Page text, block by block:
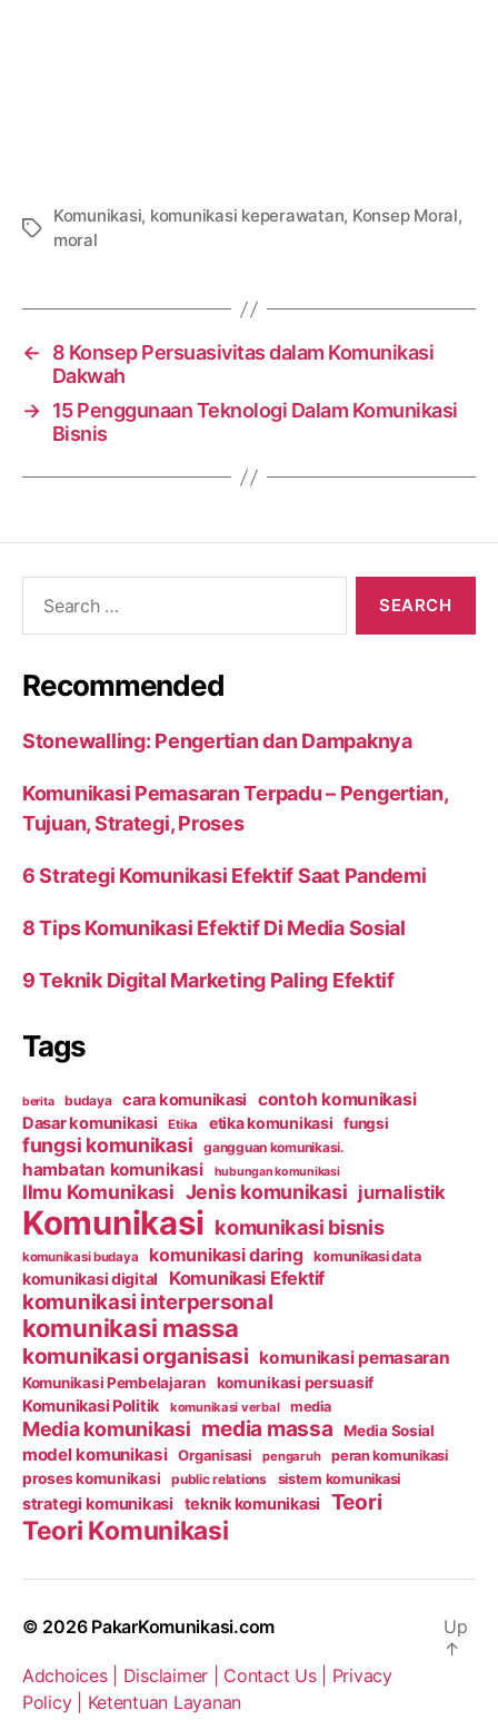
Tags
Komunikasi, komunikasi keperawatan, Konsep Moral,
moral
←
8 Konsep Persuasivitas dalam Komunikasi
Dakwah
→ 15 Penggunaan Teknologi Dalam Komunikasi
Bisnis
Recommended
Stonewalling: Pengertian dan Dampaknya
Komunikasi Pemasaran Terpadu – Pengertian,
Tujuan, Strategi, Proses
6 Strategi Komunikasi Efektif Saat Pandemi
8 Tips Komunikasi Efektif Di Media Sosial
9 Teknik Digital Marketing Paling Efektif
Tags
berita budaya cara komunikasi contoh komunikasi
Dasar komunikasi Etika etika komunikasi fungsi
fungsi komunikasi gangguan komunikasi.
hambatan komunikasi hubungan komunikasi
Ilmu Komunikasi Jenis komunikasi jurnalistik
Komunikasi komunikasi bisnis
komunikasi budaya komunikasi daring komunikasi data
komunikasi digital Komunikasi Efektif
komunikasi interpersonal
komunikasi massa
komunikasi organisasi komunikasi pemasaran
Komunikasi Pembelajaran komunikasi persuasif
Komunikasi Politik komunikasi verbal media
Media komunikasi media massa Media Sosial
model komunikasi Organisasi pengaruh peran komunikasi
proses komunikasi public relations sistem komunikasi
strategi komunikasi teknik komunikasi Teori
Teori Komunikasi
© 2026 PakarKomunikasi.com
Adchoices | Disclaimer | Contact Us | Privacy
Policy | Ketentuan Layanan
Up
↑